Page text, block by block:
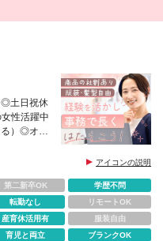
土日祝休
性活躍中
）◎オプ
アイコンの説明
第二新卒OK
学歴不問
転勤なし
リモートOK
産育休活用有
服装自由
育児と両立
ブランクOK